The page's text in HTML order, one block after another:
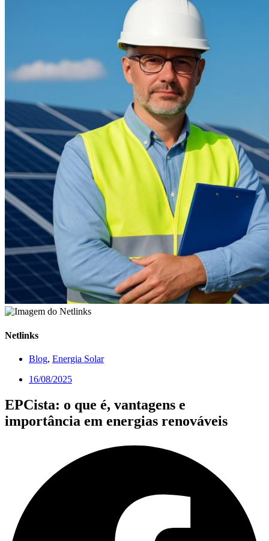
Netlinks
Blog, Energia Solar
16/08/2025
EPCista: o que é, vantagens e
importância em energias renováveis